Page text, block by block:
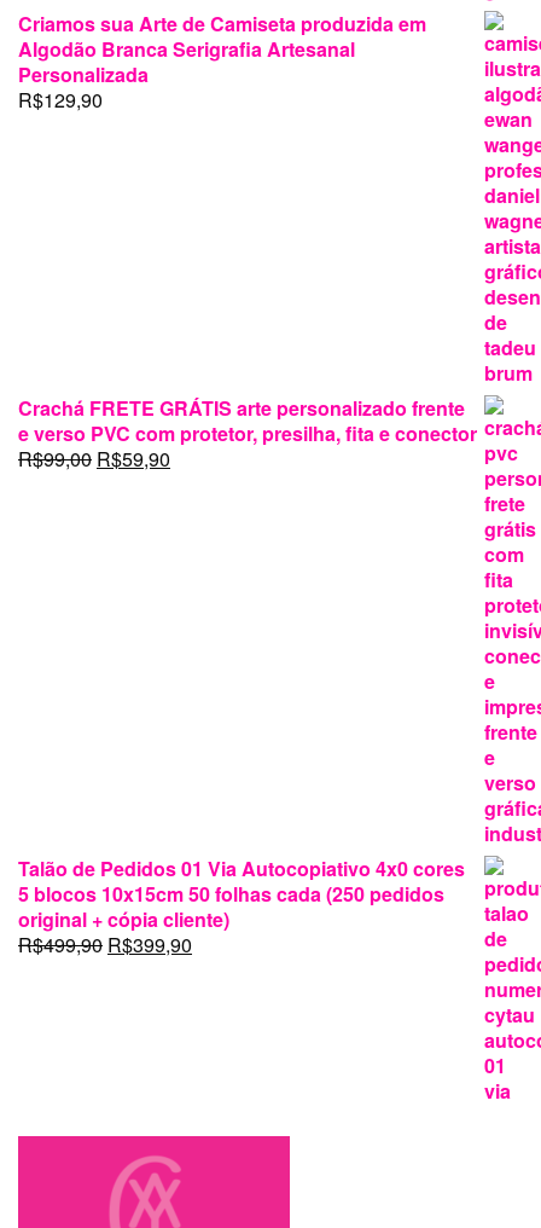
Criamos sua Arte de Camiseta produzida em
Algodão Branca Serigrafia Artesanal
Personalizada
R$129,90
Crachá FRETE GRÁTIS arte personalizado frente
e verso PVC com protetor, presilha, fita e conector
R$99,00 O
R$59,90O
Talão de Pedidos 01 Via Autocopiativo 4x0 cores
5 blocos 10x15cm 50 folhas cada (250 pedidos
original + cópia cliente)
R$499,90 O
R$399,90O